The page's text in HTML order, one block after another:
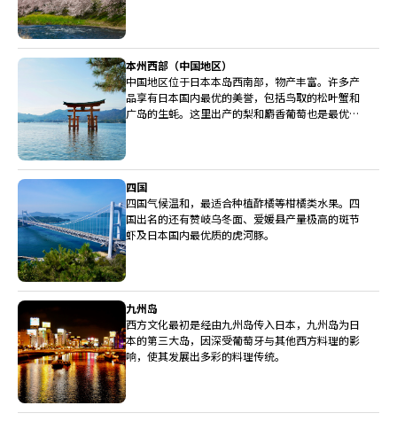
本州西部（中国地区）
中国地区位于日本本岛西南部，物产丰富。许多产
品享有日本国内最优的美誉，包括鸟取的松叶蟹和
广岛的生蚝。这里出产的梨和麝香葡萄也是最优等
四国
四国气候温和，最适合种植酢橘等柑橘类水果。四
国出名的还有赞岐乌冬面、爱媛县产量极高的斑节
虾及日本国内最优质的虎河豚。
九州岛
西方文化最初是经由九州岛传入日本，九州岛为日
本的第三大岛，因深受葡萄牙与其他西方料理的影
响，使其发展出多彩的料理传统。